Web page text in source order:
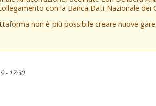
con la Banca Dati Nazionale dei
non è più possibile creare nuove
- 17:30